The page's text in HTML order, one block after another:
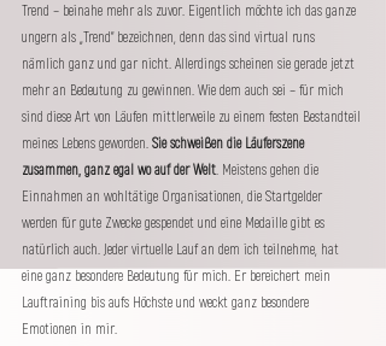
Trend – beinahe mehr als zuvor. Eigentlich möchte ich das ganze
ungern als „Trend“ bezeichnen, denn das sind virtual runs
nämlich ganz und gar nicht. Allerdings scheinen sie gerade jetzt
mehr an Bedeutung zu gewinnen. Wie dem auch sei – für mich
sind diese Art von Läufen mittlerweile zu einem festen Bestandteil
meines Lebens geworden. Sie schweißen die Läuferszene
zusammen, ganz egal wo auf der Welt. Meistens gehen die
Einnahmen an wohltätige Organisationen, die Startgelder
werden für gute Zwecke gespendet und eine Medaille gibt es
natürlich auch. Jeder virtuelle Lauf an dem ich teilnehme, hat
eine ganz besondere Bedeutung für mich. Er bereichert mein
Lauftraining bis aufs Höchste und weckt ganz besondere
Emotionen in mir.